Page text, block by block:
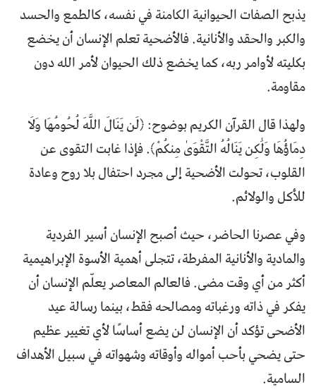
يذبح الصفات الحيوانية الكامنة في نفسه، كالطمع والحسد
والكبر والحقد والأنانية. فالأضحية تعلم الإنسان أن يخضع
بكليته لأوامر ربه، كما يخضع ذلك الحيوان لأمر الله دون
مقاومة.
ولهذا قال القرآن الكريم بوضوح: ﴿لَن يَنَالَ اللَّهَ لُحُومُهَا وَلَا
دِمَاؤُهَا وَلَٰكِن يَنَالُهُ التَّقْوَىٰ مِنكُمْ﴾. فإذا غابت التقوى عن
القلوب، تحولت الأضحية إلى مجرد احتفال بلا روح وعادة
للأكل والولائم.
وفي عصرنا الحاضر، حيث أصبح الإنسان أسير الفردية
والمادية والأنانية المفرطة، تتجلى أهمية الأسوة الإبراهيمية
أكثر من أي وقت مضى. فالعالم المعاصر يعلّم الإنسان أن
يفكر في ذاته ورغباته ومصالحه فقط، بينما رسالة عيد
الأضحى تؤكد أن الإنسان لن يضع أساسًا لأي تغيير عظيم
حتى يضحي بأحب أمواله وأوقاته وشهواته في سبيل الأهداف
السامية.